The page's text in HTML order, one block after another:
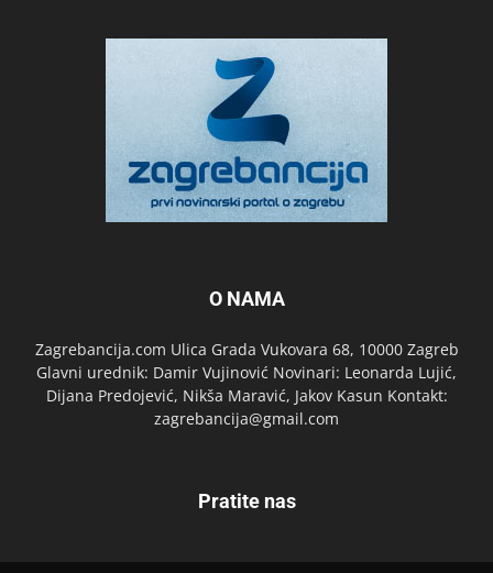
O NAMA
Zagrebancija.com Ulica Grada Vukovara 68, 10000 Zagreb
Glavni urednik: Damir Vujinović Novinari: Leonarda Lujić,
Dijana Predojević, Nikša Maravić, Jakov Kasun Kontakt:
zagrebancija@gmail.com
Pratite nas